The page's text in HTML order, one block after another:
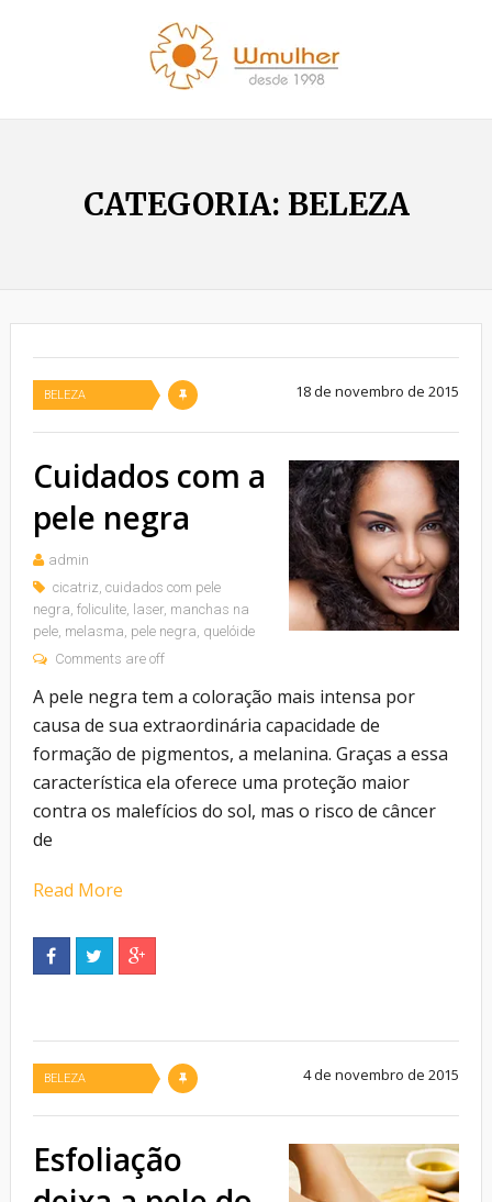
CATEGORIA: BELEZA
BELEZA 18 de novembro de 2015
Cuidados com a
pele negra
admin
cicatriz, cuidados com pele
negra, foliculite, laser, manchas na
pele, melasma, pele negra, quelóide
Comments are off
A pele negra tem a coloração mais intensa por
causa de sua extraordinária capacidade de
formação de pigmentos, a melanina. Graças a essa
característica ela oferece uma proteção maior
contra os malefícios do sol, mas o risco de câncer
de
Read More
BELEZA 4 de novembro de 2015
Esfoliação